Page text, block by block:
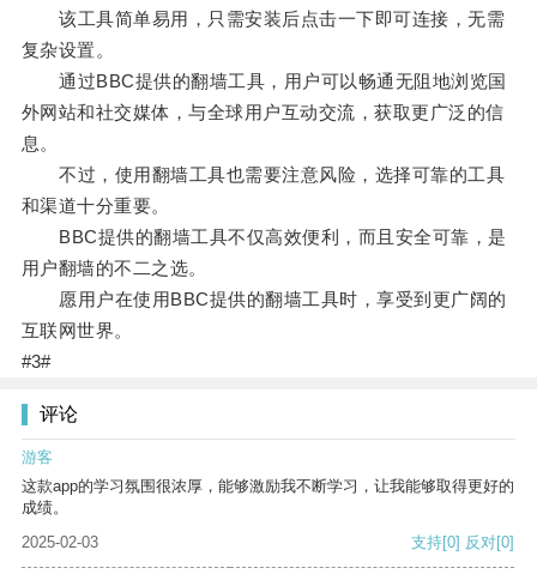
该工具简单易用，只需安装后点击一下即可连接，无需
复杂设置。
通过BBC提供的翻墙工具，用户可以畅通无阻地浏览国
外网站和社交媒体，与全球用户互动交流，获取更广泛的信
息。
不过，使用翻墙工具也需要注意风险，选择可靠的工具
和渠道十分重要。
BBC提供的翻墙工具不仅高效便利，而且安全可靠，是
用户翻墙的不二之选。
愿用户在使用BBC提供的翻墙工具时，享受到更广阔的
互联网世界。
#3#
评论
游客
这款app的学习氛围很浓厚，能够激励我不断学习，让我能够取得更好的
成绩。
2025-02-03
支持[0] 反对[0]